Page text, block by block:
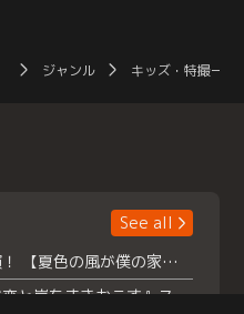
ジャンル キッズ・特撮一覧
See all
浮所飛貴主演！ 【夏色の風が僕の家にやってきた】 本日よりテラサで独占配信スタート！
『夏色の雲が恋と嵐をまきおこす』スペシャルメイキング 【Part1】2026年７月18日（土）23時30分～配信スタート！話題のシーンの裏側を大公開！豪華キャスト大集合！ 『武宮家 真夏の家族会議』開催！